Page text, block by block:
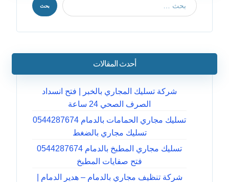
بحث
أحدث المقالات
شركة تسليك المجاري بالخبر | فتح انسداد
الصرف الصحي 24 ساعة
تسليك مجاري الحمامات بالدمام 0544287674
تسليك مجاري بالضغط
تسليك مجاري المطبخ بالدمام 0544287674
فتح صفايات المطبخ
شركة تنظيف مجاري بالدمام – هدير الدمام |